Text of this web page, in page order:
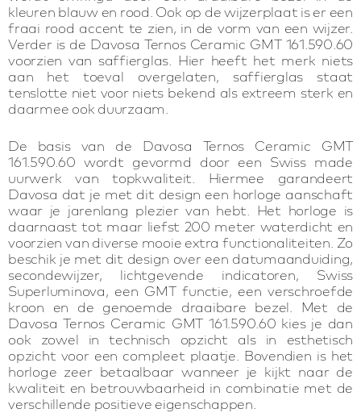
kleuren blauw en rood. Ook op de wijzerplaat is er een
fraai rood accent te zien, in de vorm van een wijzer.
Verder is de Davosa Ternos Ceramic GMT 161.590.60
voorzien van saffierglas. Hier heeft het merk niets
aan het toeval overgelaten, saffierglas staat
tenslotte niet voor niets bekend als extreem sterk en
daarmee ook duurzaam.
De basis van de Davosa Ternos Ceramic GMT
161.590.60 wordt gevormd door een Swiss made
uurwerk van topkwaliteit. Hiermee garandeert
Davosa dat je met dit design een horloge aanschaft
waar je jarenlang plezier van hebt. Het horloge is
daarnaast tot maar liefst 200 meter waterdicht en
voorzien van diverse mooie extra functionaliteiten. Zo
beschik je met dit design over een datumaanduiding,
secondewijzer, lichtgevende indicatoren, Swiss
Superluminova, een GMT functie, een verschroefde
kroon en de genoemde draaibare bezel. Met de
Davosa Ternos Ceramic GMT 161.590.60 kies je dan
ook zowel in technisch opzicht als in esthetisch
opzicht voor een compleet plaatje. Bovendien is het
horloge zeer betaalbaar wanneer je kijkt naar de
kwaliteit en betrouwbaarheid in combinatie met de
verschillende positieve eigenschappen.